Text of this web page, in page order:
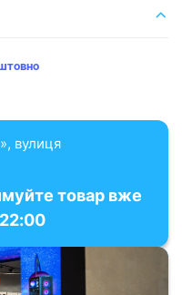
вулиця
товар вже